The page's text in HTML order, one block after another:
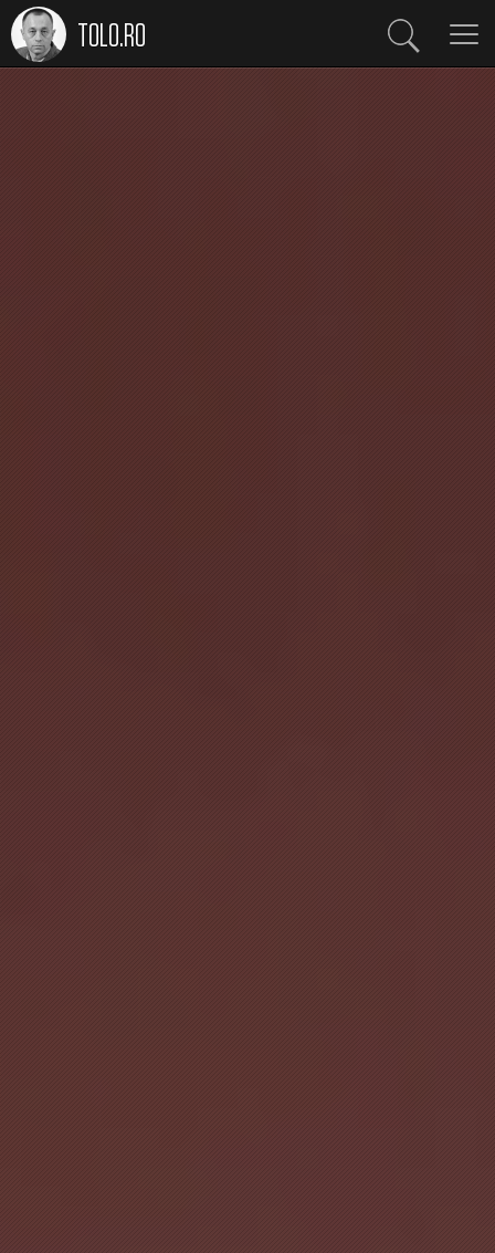
TOLO.RO